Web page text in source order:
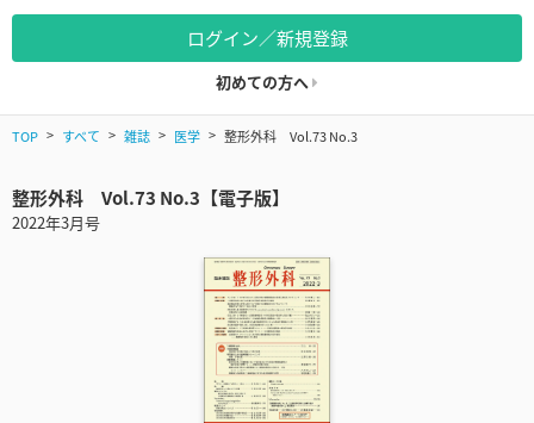
ログイン／新規登録
初めての方へ
TOP すべて 雑誌 医学 整形外科 Vol.73 No.3
整形外科 Vol.73 No.3【電子版】
2022年3月号